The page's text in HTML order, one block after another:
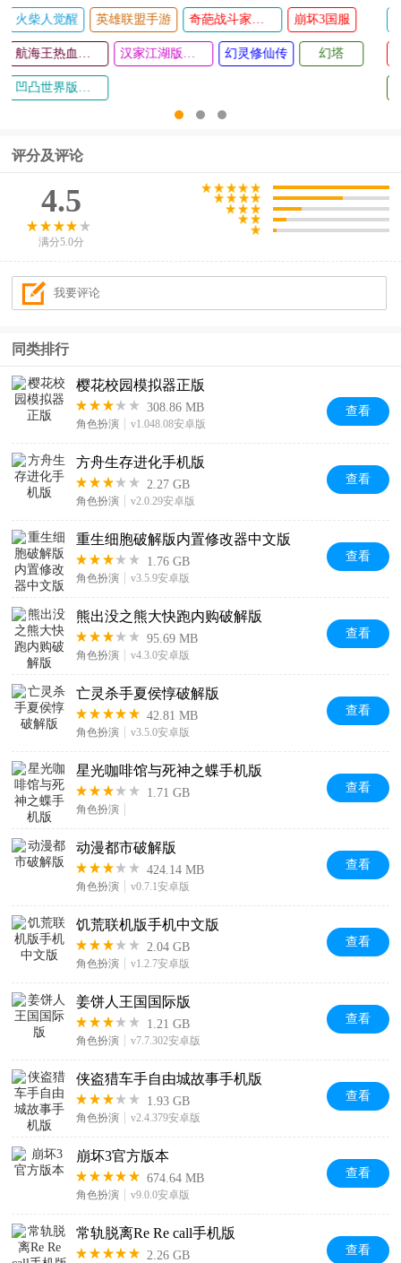
火柴人觉醒 英雄联盟手游 奇葩战斗家各个版本 崩坏3国服
航海王热血航线 汉家江湖版本大全 幻灵修仙传 幻塔
凹凸世界版本大全
评分及评论
4.5
满分5.0分
同类排行
樱花校园模拟器正版
308.86 MB
角色扮演 v1.048.08安卓版
查看
方舟生存进化手机版
2.27 GB
角色扮演 v2.0.29安卓版
查看
重生细胞破解版内置修改器中文版
1.76 GB
角色扮演 v3.5.9安卓版
查看
熊出没之熊大快跑内购破解版
95.69 MB
角色扮演 v4.3.0安卓版
查看
亡灵杀手夏侯惇破解版
42.81 MB
角色扮演 v3.5.0安卓版
查看
星光咖啡馆与死神之蝶手机版
1.71 GB
角色扮演
查看
动漫都市破解版
424.14 MB
角色扮演 v0.7.1安卓版
查看
饥荒联机版手机中文版
2.04 GB
角色扮演 v1.2.7安卓版
查看
姜饼人王国国际版
1.21 GB
角色扮演 v7.7.302安卓版
查看
侠盗猎车手自由城故事手机版
1.93 GB
角色扮演 v2.4.379安卓版
查看
崩坏3官方版本
674.64 MB
角色扮演 v9.0.0安卓版
查看
常轨脱离Re Re call手机版
2.26 GB 查看